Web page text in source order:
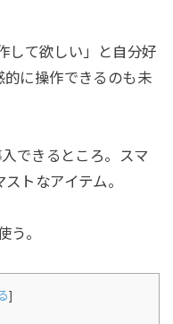
して欲しい」と自分好
的に操作できるのも未
できるところ。スマ
トなアイテム。
う。
]